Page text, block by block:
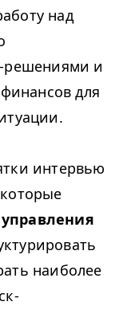
над
решениями и
для
интервью
наиболее